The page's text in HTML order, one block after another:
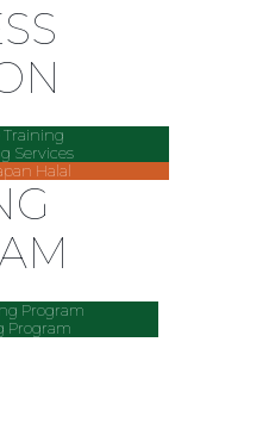
Training
Services
Halal
Program
Program